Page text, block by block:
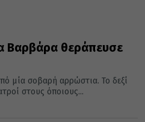
Βαρβάρα θεράπευσε
μία σοβαρή αρρώστια. Το δεξί
στους όποιους...